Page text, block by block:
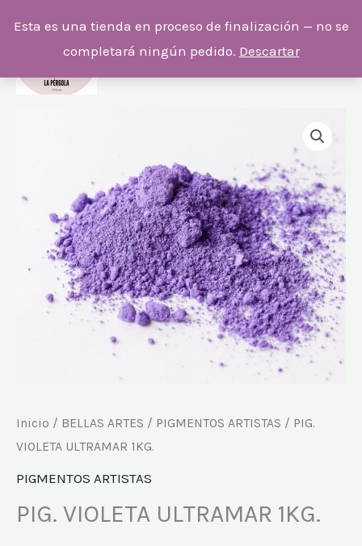
Esta es una tienda en proceso de finalización — no se
completará ningún pedido. Descartar
Inicio / BELLAS ARTES / PIGMENTOS ARTISTAS / PIG.
VIOLETA ULTRAMAR 1KG.
PIGMENTOS ARTISTAS
PIG. VIOLETA ULTRAMAR 1KG.
1KG.
cantidad